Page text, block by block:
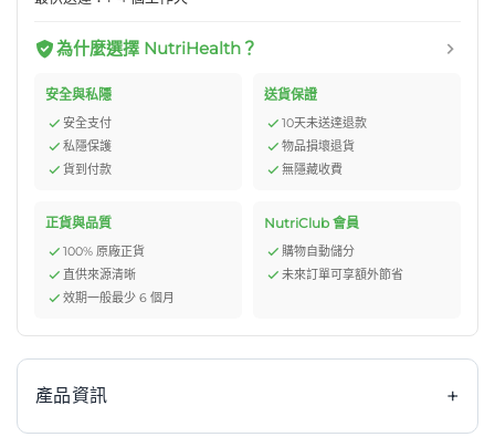
為什麼選擇 NutriHealth？
安全與私隱
安全支付
私隱保護
貨到付款
送貨保證
10天未送達退款
物品損壞退貨
無隱藏收費
正貨與品質
100% 原廠正貨
直供來源清晰
效期一般最少 6 個月
NutriClub 會員
購物自動儲分
未來訂單可享額外節省
產品資訊 +